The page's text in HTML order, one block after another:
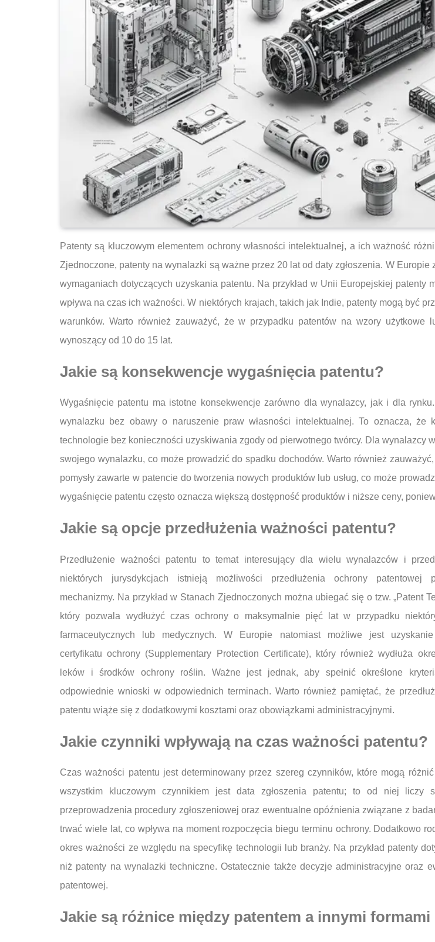
Patenty są kluczowym elementem ochrony własności intelektualnej, a ich ważność
Zjednoczone, patenty na wynalazki są ważne przez 20 lat od daty zgłoszenia. W
wymaganiach dotyczących uzyskania patentu. Na przykład w Unii Europejskiej
wpływa na czas ich ważności. W niektórych krajach, takich jak Indie, patenty mogą być
warunków. Warto również zauważyć, że w przypadku patentów na wzory użytkowe
wynoszący od 10 do 15 lat.
Jakie są konsekwencje wygaśnięcia patentu?
Wygaśnięcie patentu ma istotne konsekwencje zarówno dla wynalazcy, jak i dla
wynalazku bez obawy o naruszenie praw własności intelektualnej. To oznacza,
technologie bez konieczności uzyskiwania zgody od pierwotnego twórcy. Dla wynalazcy
swojego wynalazku, co może prowadzić do spadku dochodów. Warto również
pomysły zawarte w patencie do tworzenia nowych produktów lub usług, co może
wygaśnięcie patentu często oznacza większą dostępność produktów i niższe ceny,
Jakie są opcje przedłużenia ważności patentu?
Przedłużenie ważności patentu to temat interesujący dla wielu wynalazców i
niektórych jurysdykcjach istnieją możliwości przedłużenia ochrony patentowej
mechanizmy. Na przykład w Stanach Zjednoczonych można ubiegać się o tzw. „Patent
który pozwala wydłużyć czas ochrony o maksymalnie pięć lat w przypadku
farmaceutycznych lub medycznych. W Europie natomiast możliwe jest uzyskanie
certyfikatu ochrony (Supplementary Protection Certificate), który również wydłuża
leków i środków ochrony roślin. Ważne jest jednak, aby spełnić określone
odpowiednie wnioski w odpowiednich terminach. Warto również pamiętać, że
patentu wiąże się z dodatkowymi kosztami oraz obowiązkami administracyjnymi.
Jakie czynniki wpływają na czas ważności patentu?
Czas ważności patentu jest determinowany przez szereg czynników, które mogą
wszystkim kluczowym czynnikiem jest data zgłoszenia patentu; to od niej liczy
przeprowadzenia procedury zgłoszeniowej oraz ewentualne opóźnienia związane z
trwać wiele lat, co wpływa na moment rozpoczęcia biegu terminu ochrony. Dodatkowo
okres ważności ze względu na specyfikę technologii lub branży. Na przykład patenty
niż patenty na wynalazki techniczne. Ostatecznie także decyzje administracyjne oraz
patentowej.
Jakie są różnice między patentem a innymi